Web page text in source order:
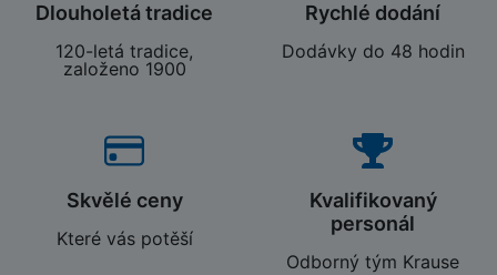
Dlouholetá tradice
120-letá tradice,
založeno 1900
Rychlé dodání
Dodávky do 48 hodin
Skvělé ceny
Které vás potěší
Kvalifikovaný
personál
Odborný tým Krause